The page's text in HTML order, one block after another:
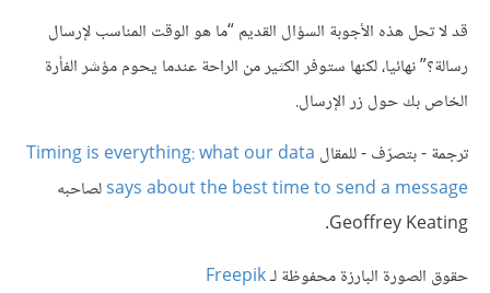
قد لا تحل هذه الأجوبة السؤال القديم “ما هو الوقت المناسب لإرسال
رسالة؟” نهائيا، لكنها ستوفر الكثير من الراحة عندما يحوم مؤشر الفأرة
الخاص بك حول زر الإرسال.
ترجمة - بتصرّف - للمقال Timing is everything: what our data
says about the best time to send a messageلصاحبه
Geoffrey Keating.
حقوق الصورة البارزة محفوظة لـFreepik